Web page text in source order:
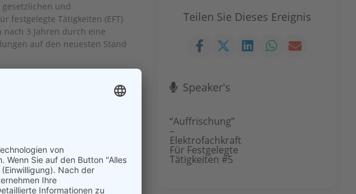
und
festgelegte Tätigkeiten (EFT)
3 Jahren durch eine
auf den neuesten Stand
Teilen Sie Dieses Ereignis
Speaker's
“Auffrischung”
–
Elektrofachkraft
Für Festgelegte
Tätigkeiten #5